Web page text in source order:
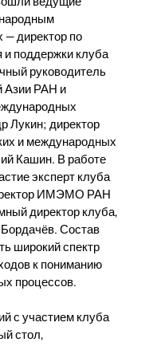
директор по
и поддержки клуба
руководитель
Азии РАН и
директор
и международных
Кашин. В работе
эксперт клуба
ИМЭМО РАН
директор клуба,
Состав
широкий спектр
к пониманию
процессов.
с участием клуба
стол,